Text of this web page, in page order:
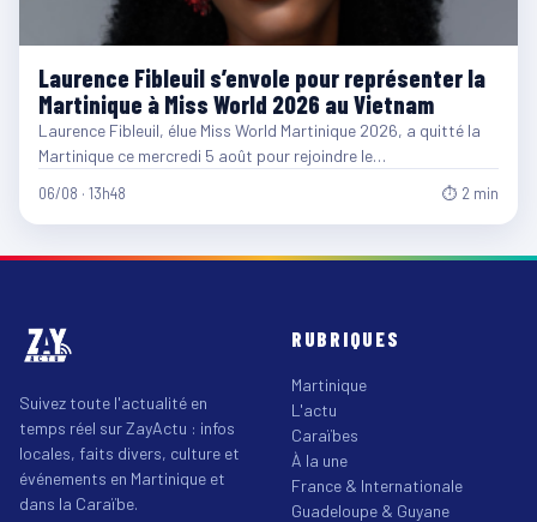
Laurence Fibleuil s’envole pour représenter la
Martinique à Miss World 2026 au Vietnam
Laurence Fibleuil, élue Miss World Martinique 2026, a quitté la
Martinique ce mercredi 5 août pour rejoindre le…
06/08 · 13h48 ⏱ 2 min
Suivez toute l'actualité en
temps réel sur ZayActu : infos
locales, faits divers, culture et
événements en Martinique et
dans la Caraïbe.
RUBRIQUES
Martinique
L'actu
Caraïbes
À la une
France & Internationale
Guadeloupe & Guyane